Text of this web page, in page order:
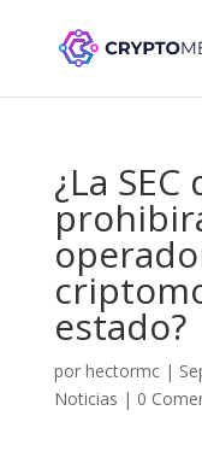
¿La
estado?
por hectormc|
Noticias | 0